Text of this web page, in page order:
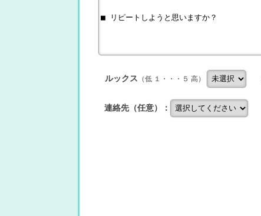
ルックス （低 １・・・５ 高）
連絡先（任意）：